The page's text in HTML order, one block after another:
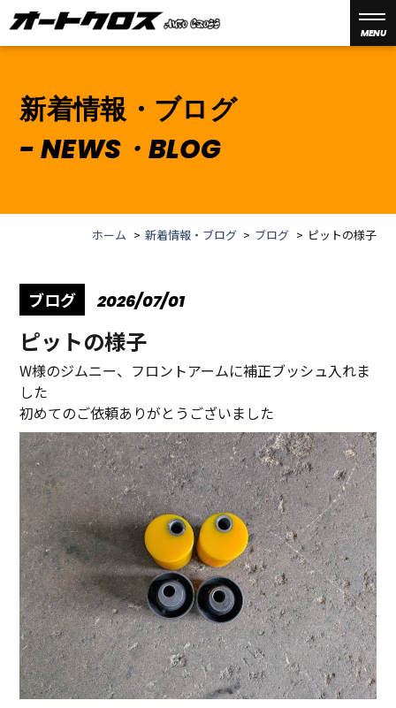
MENU
新着情報・ブログ
NEWS・BLOG
ホーム 新着情報・ブログ ブログ ピットの様子
ブログ 2026/07/01
ピットの様子
W様のジムニー、フロントアームに補正ブッシュ入れま
した
初めてのご依頼ありがとうございました